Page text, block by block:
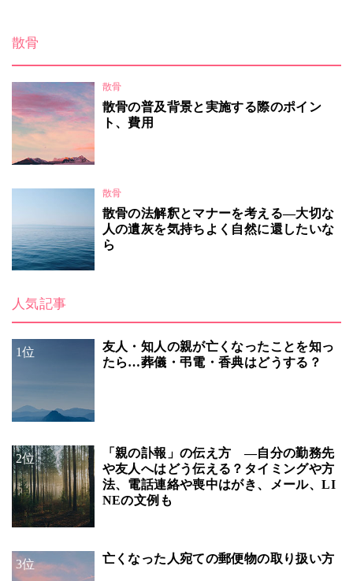
散骨
散骨
散骨の普及背景と実施する際のポイン
ト、費用
散骨
散骨の法解釈とマナーを考える―大切な
人の遺灰を気持ちよく自然に還したいな
ら
人気記事
1位
友人・知人の親が亡くなったことを知っ
たら…葬儀・弔電・香典はどうする？
2位
「親の訃報」の伝え方 ―自分の勤務先
や友人へはどう伝える？タイミングや方
法、電話連絡や喪中はがき、メール、LI
NEの文例も
3位 亡くなった人宛ての郵便物の取り扱い方